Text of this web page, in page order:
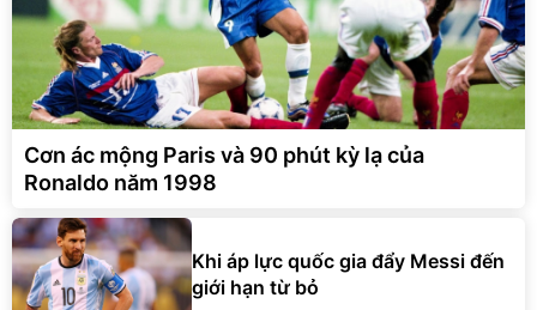
Cơn ác mộng Paris và 90 phút kỳ lạ của
Ronaldo năm 1998
Khi áp lực quốc gia đẩy Messi đến
giới hạn từ bỏ